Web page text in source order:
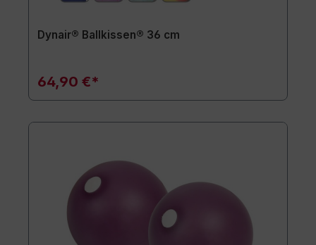
Dynair® Ballkissen® 36 cm
64,90 €*